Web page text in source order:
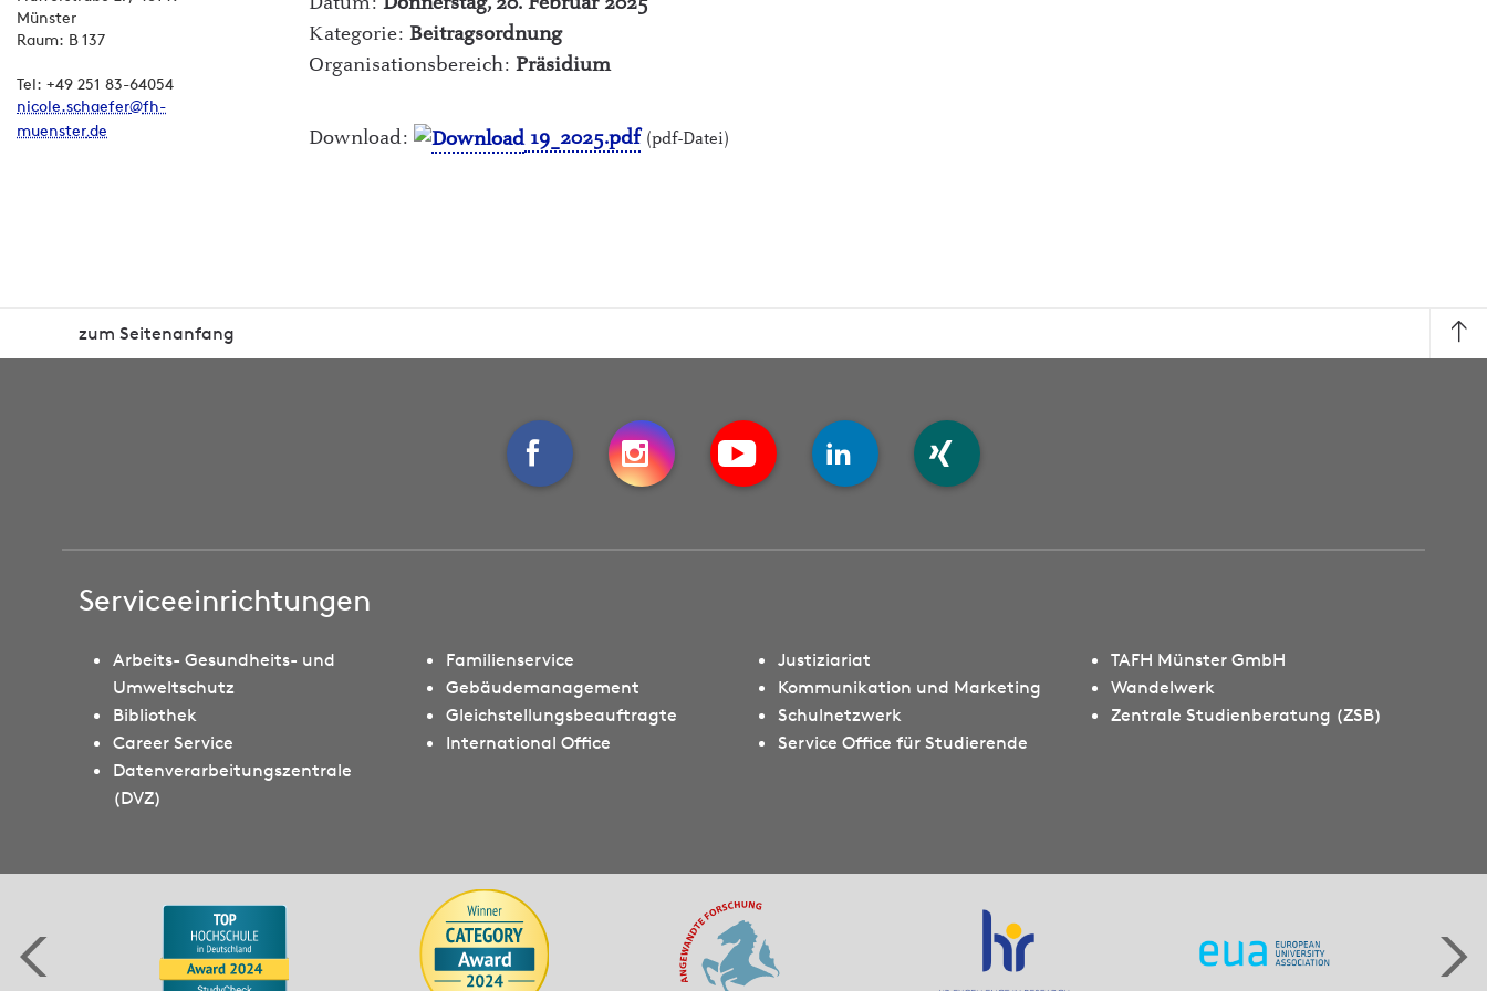
Kategorie:Beitragsordnung
Organisationsbereich:Präsidium
Download: 19_2025.pdf (pdf-Datei)
Münster
Raum: B 137
Tel: +49 251 83-64054
nicole.schaefer
fh-
muensterde
zum Seitenanfang
Serviceeinrichtungen
Arbeits- Gesundheits- und
Umweltschutz
Bibliothek
Career Service
Datenverarbeitungszentrale
(DVZ)
Familienservice
Gebäudemanagement
Gleichstellungsbeauftragte
International Office
Justiziariat
Kommunikation und Marketing
Schulnetzwerk
Service Office für Studierende
TAFH Münster GmbH
Wandelwerk
Zentrale Studienberatung (ZSB)